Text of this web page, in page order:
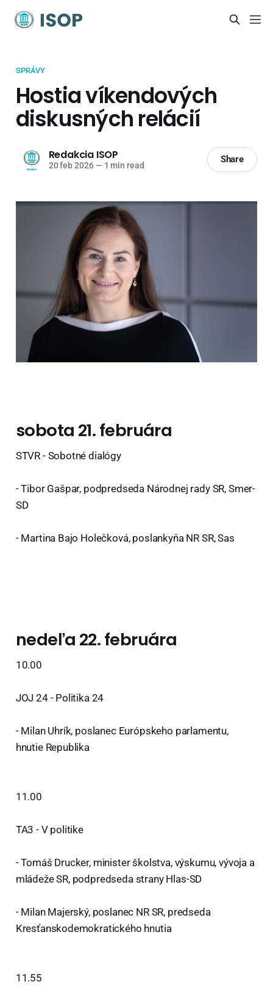
SPRÁVY
Hostia víkendových
diskusných relácií
Redakcia ISOP
20 feb 2026 — 1 min read
Share
sobota 21. februára
STVR - Sobotné dialógy
- Tibor Gašpar, podpredseda Národnej rady SR, Smer-
SD
- Martina Bajo Holečková, poslankyňa NR SR, Sas
nedeľa 22. februára
10.00
JOJ 24 - Politika 24
- Milan Uhrík, poslanec Európskeho parlamentu,
hnutie Republika
11.00
TA3 - V politike
- Tomáš Drucker, minister školstva, výskumu, vývoja a
mládeže SR, podpredseda strany Hlas-SD
- Milan Majerský, poslanec NR SR, predseda
Kresťanskodemokratického hnutia
11.55